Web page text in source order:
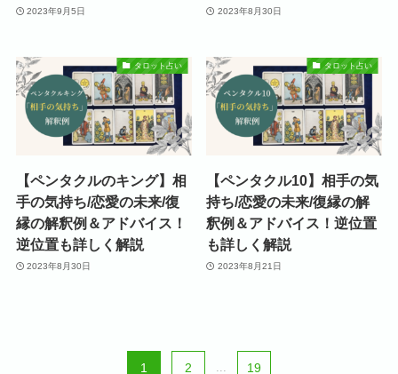
2023年9月5日 2023年8月30日
タロット占い
【ペンタクルのキング】相
手の気持ち/恋愛の未来/復
縁の解釈例＆アドバイス！
逆位置も詳しく解説
2023年8月30日
タロット占い
【ペンタクル10】相手の気
持ち/恋愛の未来/復縁の解
釈例＆アドバイス！逆位置
も詳しく解説
2023年8月21日
1 2 19